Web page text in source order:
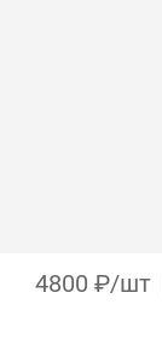
4800 ₽/шт